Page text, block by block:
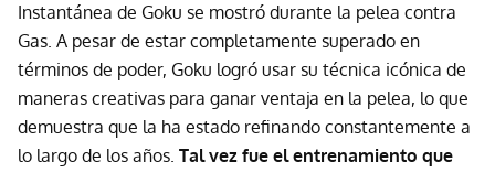
Instantánea de Goku se mostró durante la pelea contra
Gas. A pesar de estar completamente superado en
términos de poder, Goku logró usar su técnica icónica de
maneras creativas para ganar ventaja en la pelea, lo que
demuestra que la ha estado refinando constantemente a
lo largo de los años. Tal vez fue el entrenamiento que